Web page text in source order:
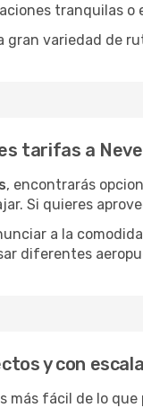
tranquilas o
gran variedad de
tarifas a
, encontrarás
Si quieres
a la
diferentes
y con
más fácil de lo